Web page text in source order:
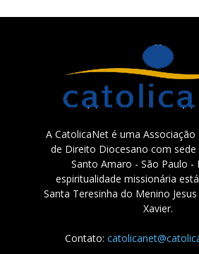
A CatolicaNet é uma Associação
de Direito Diocesano com sede
Santo Amaro - São Paulo -
espiritualidade missionária
Santa Teresinha do Menino
Xavier.
Contato: